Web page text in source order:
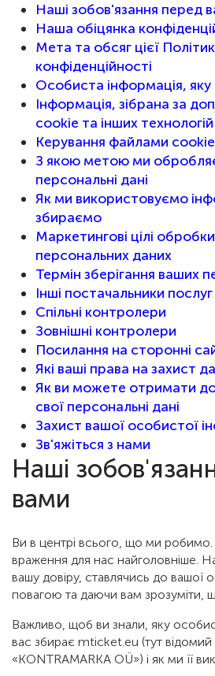
Наші зобов'язання перед
Наша обіцянка
Мета та обсяг цієї
конфіденційності
Особиста інформація,
Інформація, зібрана за
cookie та інших
Керування файлами cookie
З якою метою ми
персональні дані
Як ми використовуємо
збираємо
Маркетингові цілі
персональних даних
Термін зберігання ваших
Інші постачальники послуг
Спільні контролери
Зовнішні контролери
Посилання на сторонні
Які ваші права на захист
Як ви можете отримати
свої персональні дані
Захист вашої особистої
Зв'яжіться з нами
Наші
вами
Ви в центрі всього, що ми робимо.
враження для нас найголовніше.
вашу довіру, ставлячись до вашої
повагою та даючи вам
Важливо, щоб ви знали, яку
вас збирає mticket.eu (тут
«KONTRAMARKA OÜ») і як ми її